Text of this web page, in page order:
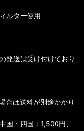
ルター使用
発送は受け付けており
合は送料が別途かかり
国・四国：1,500円、